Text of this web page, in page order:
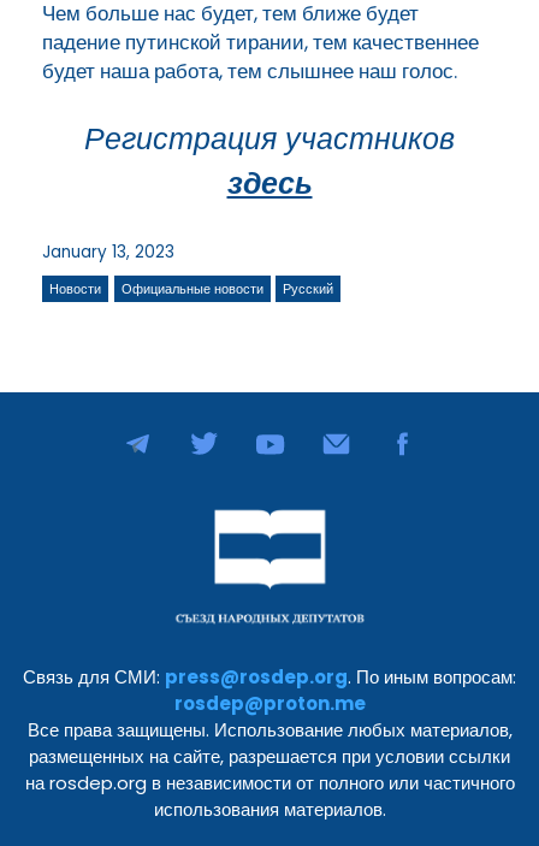
Чем больше нас будет, тем ближе будет
падение путинской тирании, тем качественнее
будет наша работа, тем слышнее наш голос.
Регистрация участников
здесь
January 13, 2023
Новости Официальные новости Русский
Связь для СМИ: press@rosdep.org. По иным вопросам:
rosdep@proton.me
Все права защищены. Использование любых материалов,
размещенных на сайте, разрешается при условии ссылки
на rosdep.org в независимости от полного или частичного
использования материалов.